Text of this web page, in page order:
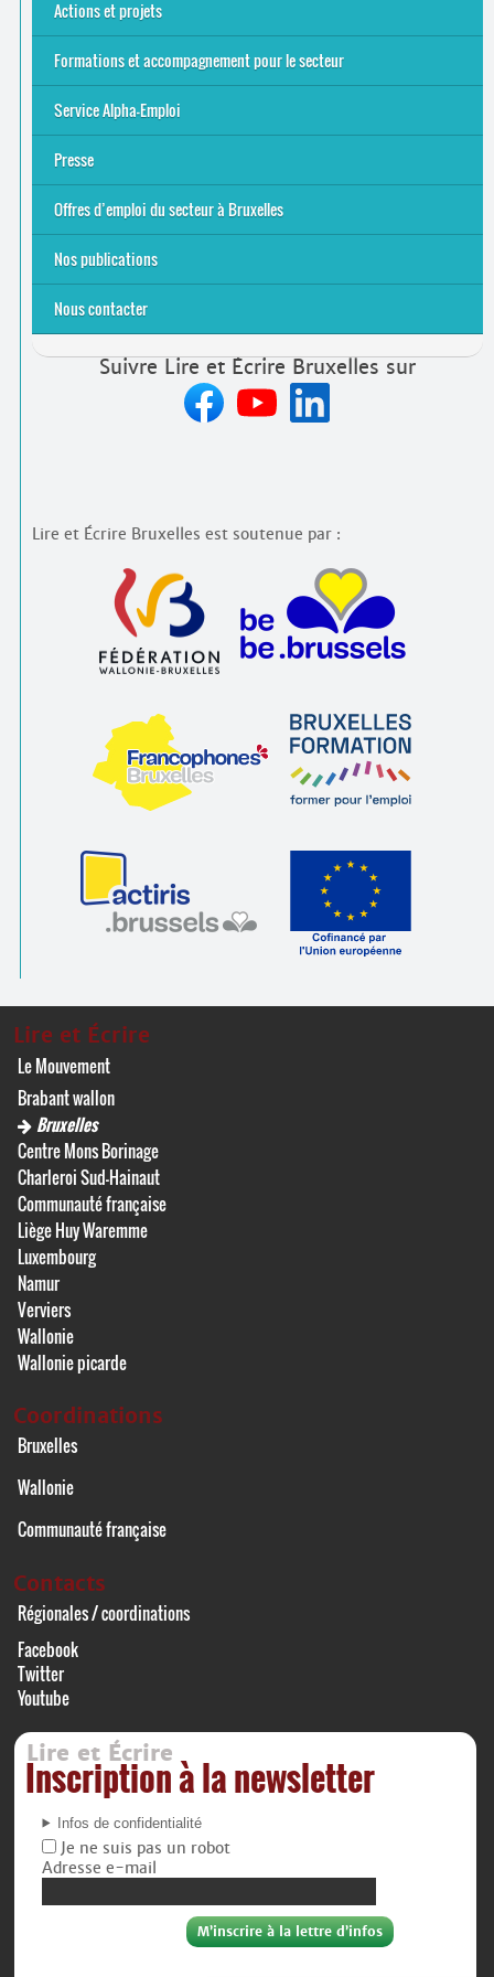
Actions et projets
Alpha-Jeux
Arts & Alpha
Jeudis du Cinéma
Le projet Alpha-TIC
Notre projet FSE
Tac-TIC Emploi
Formations et accompagnement pour le secteur
S’initier
Se former
Se rencontrer
Être accompagné·e
Service Alpha-Emploi
Équipe et contacts
Accompagnement individuel
Accompagnement collectif
Folder Service Alpha-Emploi
Presse
2021
2024
2025
Offres d’emploi du secteur à Bruxelles
Emplois rémunérés
Bénévolat
Candidature spontanée à Lire et Écrire Bruxelles
Nos publications
Nous contacter
Suivre Lire et Écrire Bruxelles sur
Lire et Écrire Bruxelles est soutenue par :
Lire et Écrire
Le Mouvement
Brabant wallon
Bruxelles
Centre Mons Borinage
Charleroi Sud-Hainaut
Communauté française
Liège Huy Waremme
Luxembourg
Namur
Verviers
Wallonie
Wallonie picarde
Coordinations
Bruxelles
Wallonie
Communauté française
Contacts
Régionales / coordinations
Facebook
Twitter
Youtube
Lire et Écrire
Inscription à la newsletter
Infos de confidentialité
Je ne suis pas un robot
Adresse e-mail